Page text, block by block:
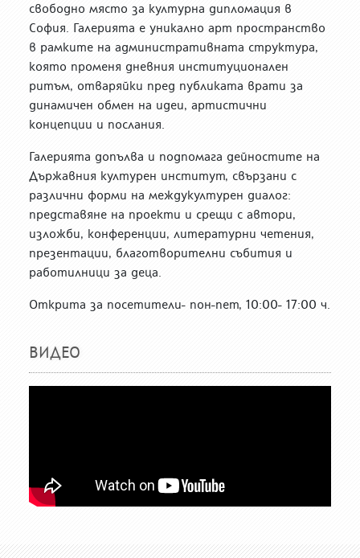
свободно място за културна дипломация в
София. Галерията е уникално арт пространство
в рамките на административната структура,
която променя дневния институционален
ритъм, отваряйки пред публиката врати за
динамичен обмен на идеи, артистични
концепции и послания.
Галерията допълва и подпомага дейностите на
Държавния културен институт, свързани с
различни форми на междукултурен диалог:
представяне на проекти и срещи с автори,
изложби, конференции, литературни четения,
презентации, благотворителни събития и
работилници за деца.
Открита за посетители- пон-пет, 10:00- 17:00 ч.
ВИДЕО